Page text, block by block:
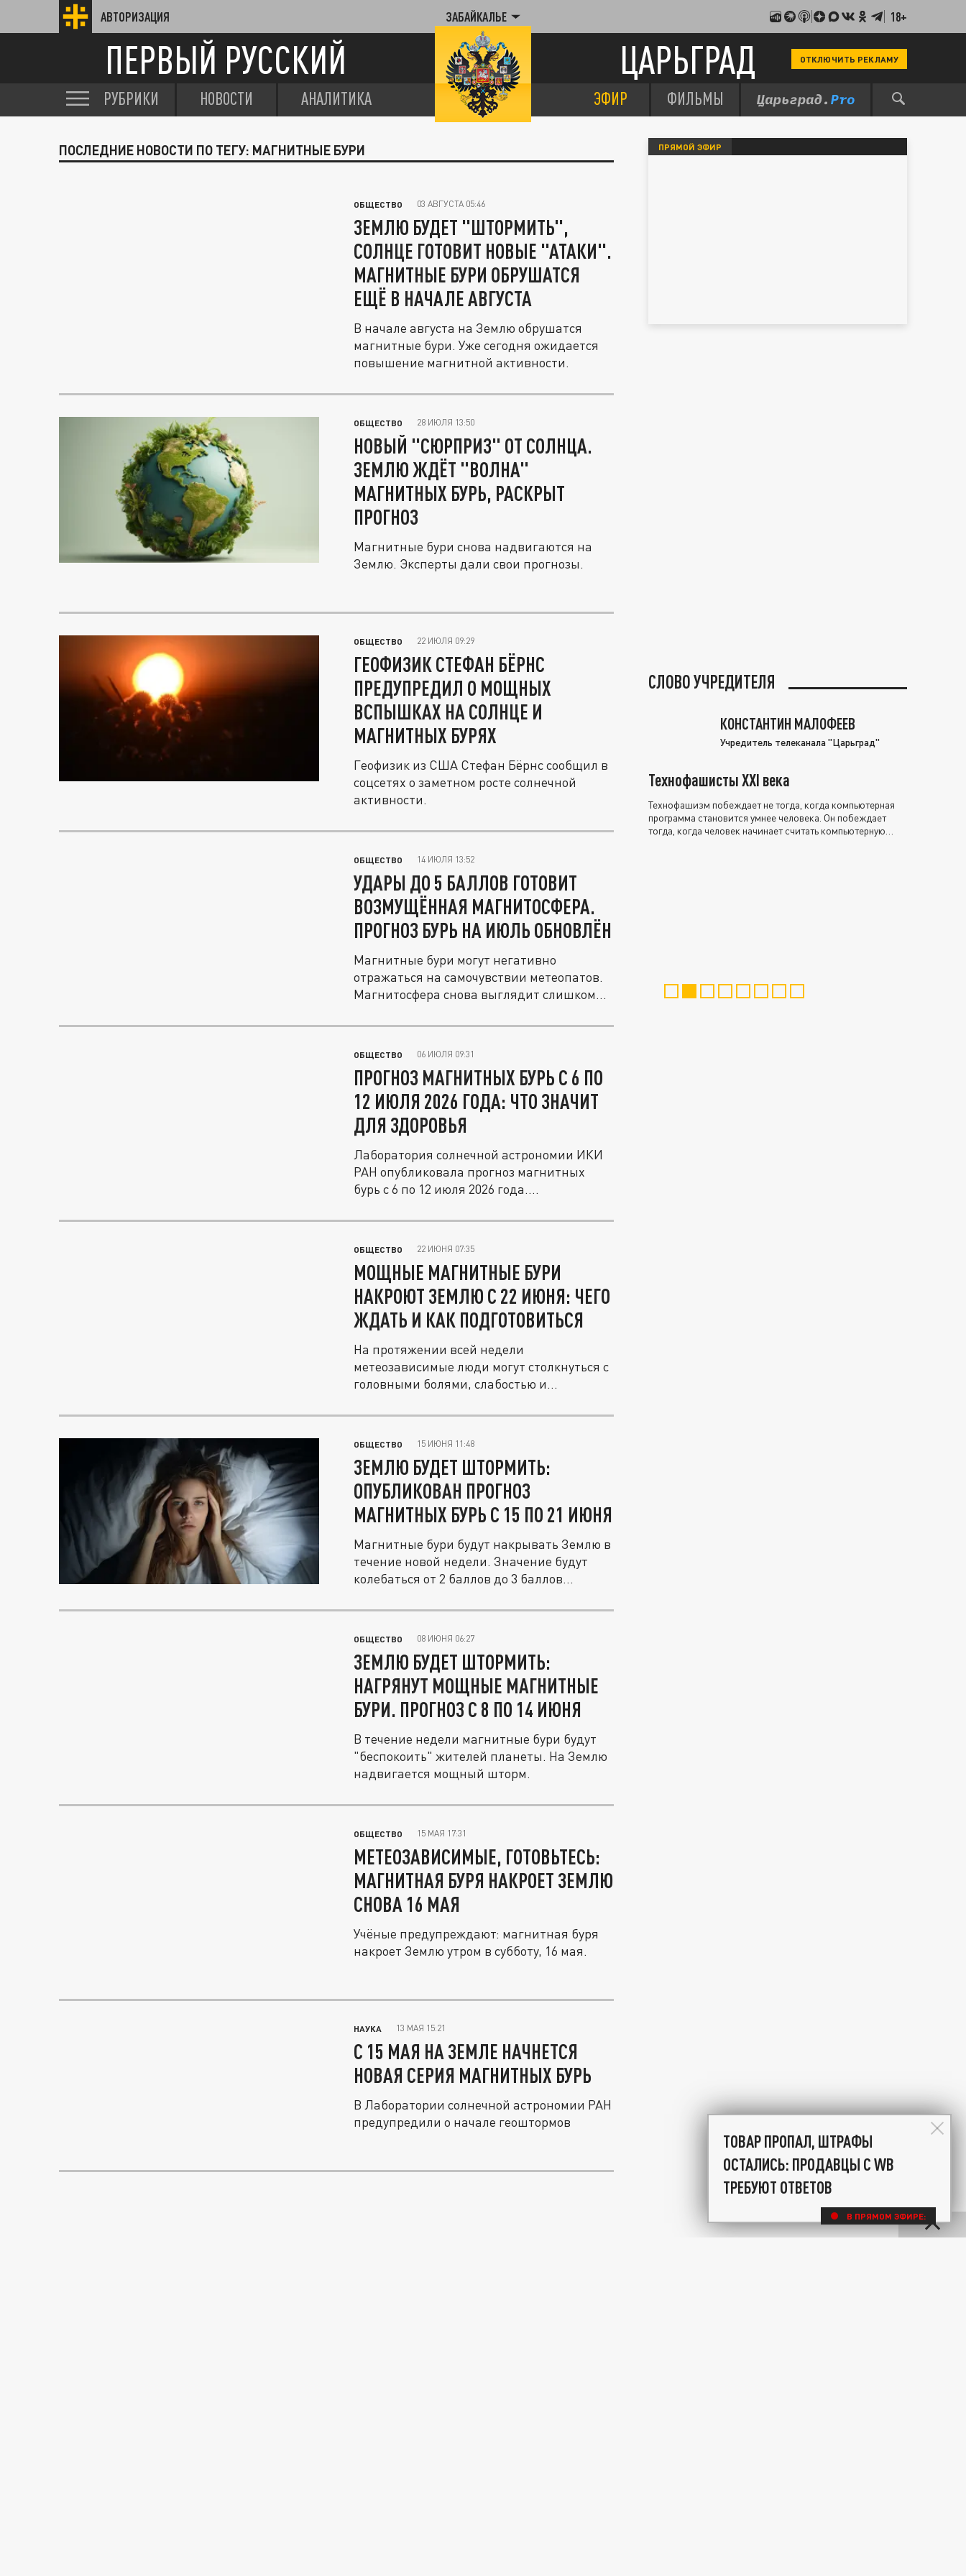
АВТОРИЗАЦИЯ ЗАБАЙКАЛЬЕ 18+
ПЕРВЫЙ РУССКИЙ ЦАРЬГРАД ОТКЛЮЧИТЬ РЕКЛАМУ
РУБРИКИ НОВОСТИ АНАЛИТИКА ЭФИР ФИЛЬМЫ
ПОСЛЕДНИЕ НОВОСТИ ПО ТЕГУ: МАГНИТНЫЕ БУРИ
ОБЩЕСТВО 03 АВГУСТА 05:46
ЗЕМЛЮ БУДЕТ "ШТОРМИТЬ",
СОЛНЦЕ ГОТОВИТ НОВЫЕ "АТАКИ".
МАГНИТНЫЕ БУРИ ОБРУШАТСЯ
ЕЩЁ В НАЧАЛЕ АВГУСТА
В начале августа на Землю обрушатся
магнитные бури. Уже сегодня ожидается
повышение магнитной активности.
ОБЩЕСТВО 28 ИЮЛЯ 13:50
НОВЫЙ "СЮРПРИЗ" ОТ СОЛНЦА.
ЗЕМЛЮ ЖДЁТ "ВОЛНА"
МАГНИТНЫХ БУРЬ, РАСКРЫТ
ПРОГНОЗ
Магнитные бури снова надвигаются на
Землю. Эксперты дали свои прогнозы.
ОБЩЕСТВО 22 ИЮЛЯ 09:29
ГЕОФИЗИК СТЕФАН БЁРНС
ПРЕДУПРЕДИЛ О МОЩНЫХ
ВСПЫШКАХ НА СОЛНЦЕ И
МАГНИТНЫХ БУРЯХ
Геофизик из США Стефан Бёрнс сообщил в
соцсетях о заметном росте солнечной
активности.
ОБЩЕСТВО 14 ИЮЛЯ 13:52
УДАРЫ ДО 5 БАЛЛОВ ГОТОВИТ
ВОЗМУЩЁННАЯ МАГНИТОСФЕРА.
ПРОГНОЗ БУРЬ НА ИЮЛЬ ОБНОВЛЁН
Магнитные бури могут негативно
отражаться на самочувствии метеопатов.
Магнитосфера снова выглядит слишком...
ОБЩЕСТВО 06 ИЮЛЯ 09:31
ПРОГНОЗ МАГНИТНЫХ БУРЬ С 6 ПО
12 ИЮЛЯ 2026 ГОДА: ЧТО ЗНАЧИТ
ДЛЯ ЗДОРОВЬЯ
Лаборатория солнечной астрономии ИКИ
РАН опубликовала прогноз магнитных
бурь с 6 по 12 июля 2026 года....
ОБЩЕСТВО 22 ИЮНЯ 07:35
МОЩНЫЕ МАГНИТНЫЕ БУРИ
НАКРОЮТ ЗЕМЛЮ С 22 ИЮНЯ: ЧЕГО
ЖДАТЬ И КАК ПОДГОТОВИТЬСЯ
На протяжении всей недели
метеозависимые люди могут столкнуться с
головными болями, слабостью и
ОБЩЕСТВО 15 ИЮНЯ 11:48
ЗЕМЛЮ БУДЕТ ШТОРМИТЬ:
ОПУБЛИКОВАН ПРОГНОЗ
МАГНИТНЫХ БУРЬ С 15 ПО 21 ИЮНЯ
Магнитные бури будут накрывать Землю в
течение новой недели. Значение будут
колебаться от 2 баллов до 3 баллов...
ОБЩЕСТВО 08 ИЮНЯ 06:27
ЗЕМЛЮ БУДЕТ ШТОРМИТЬ:
НАГРЯНУТ МОЩНЫЕ МАГНИТНЫЕ
БУРИ. ПРОГНОЗ С 8 ПО 14 ИЮНЯ
В течение недели магнитные бури будут
"беспокоить" жителей планеты. На Землю
надвигается мощный шторм.
ОБЩЕСТВО 15 МАЯ 17:31
МЕТЕОЗАВИСИМЫЕ, ГОТОВЬТЕСЬ:
МАГНИТНАЯ БУРЯ НАКРОЕТ ЗЕМЛЮ
СНОВА 16 МАЯ
Учёные предупреждают: магнитная буря
накроет Землю утром в субботу, 16 мая.
НАУКА 13 МАЯ 15:21
С 15 МАЯ НА ЗЕМЛЕ НАЧНЕТСЯ
НОВАЯ СЕРИЯ МАГНИТНЫХ БУРЬ
В Лаборатории солнечной астрономии РАН
предупредили о начале геоштормов
ПРЯМОЙ ЭФИР
СЛОВО УЧРЕДИТЕЛЯ
КОНСТАНТИН МАЛОФЕЕВ
Учредитель телеканала "Царьград"
Технофашисты XXI века
Технофашизм побеждает не тогда, когда компьютерная
программа становится умнее человека. Он побеждает
тогда, когда человек начинает считать компьютерную
ТОВАР ПРОПАЛ, ШТРАФЫ
ОСТАЛИСЬ: ПРОДАВЦЫ С WB
ТРЕБУЮТ ОТВЕТОВ
В ПРЯМОМ ЭФИРЕ: